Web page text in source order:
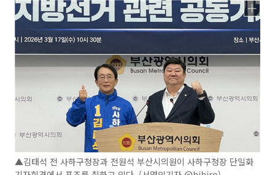
▲김태석 전 사하구청장과 전원석 부산시의원이 사하구청장 단일화